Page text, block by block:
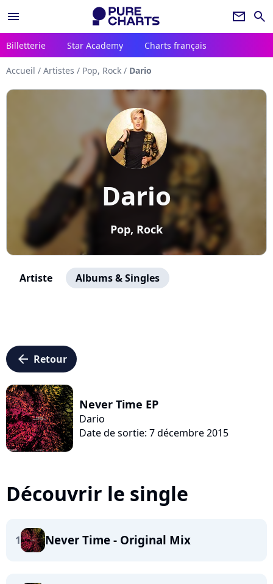
menu newsletter search
Billetterie Star Academy Charts français
Accueil / Artistes / Pop, Rock / Dario
Dario
Pop, Rock
Artiste Albums & Singles
arrow_left Retour
Never Time EP
Dario
Date de sortie: 7 décembre 2015
Découvrir le single
1 Never Time - Original Mix